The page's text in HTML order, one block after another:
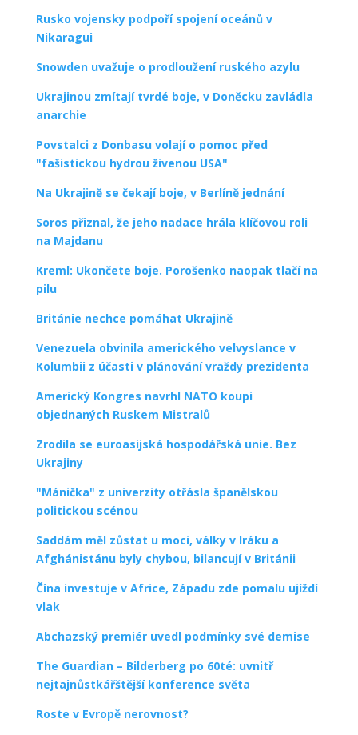
Rusko vojensky podpoří spojení oceánů v
Nikaragui
Snowden uvažuje o prodloužení ruského azylu
Ukrajinou zmítají tvrdé boje, v Doněcku zavládla
anarchie
Povstalci z Donbasu volají o pomoc před
"fašistickou hydrou živenou USA"
Na Ukrajině se čekají boje, v Berlíně jednání
Soros přiznal, že jeho nadace hrála klíčovou roli
na Majdanu
Kreml: Ukončete boje. Porošenko naopak tlačí na
pilu
Británie nechce pomáhat Ukrajině
Venezuela obvinila amerického velvyslance v
Kolumbii z účasti v plánování vraždy prezidenta
Americký Kongres navrhl NATO koupi
objednaných Ruskem Mistralů
Zrodila se euroasijská hospodářská unie. Bez
Ukrajiny
"Mánička" z univerzity otřásla španělskou
politickou scénou
Saddám měl zůstat u moci, války v Iráku a
Afghánistánu byly chybou, bilancují v Británii
Čína investuje v Africe, Západu zde pomalu ujíždí
vlak
Abchazský premiér uvedl podmínky své demise
The Guardian – Bilderberg po 60té: uvnitř
nejtajnůstkářštější konference světa
Roste v Evropě nerovnost?